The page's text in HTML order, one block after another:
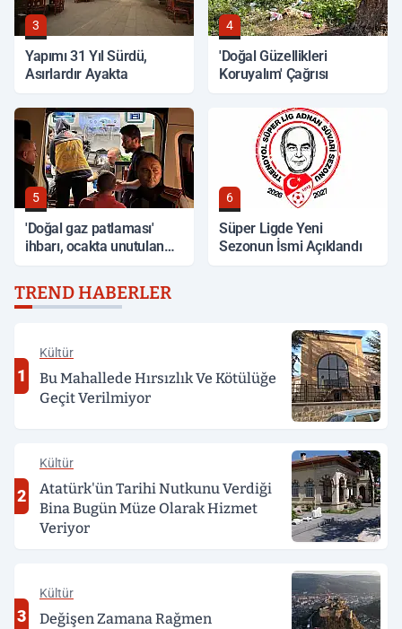
3
Yapımı 31 Yıl Sürdü,
Asırlardır Ayakta
4
'Doğal Güzellikleri
Koruyalım' Çağrısı
5
'Doğal gaz patlaması'
ihbarı, ocakta unutulan
6
Süper Ligde Yeni
Sezonun İsmi Açıklandı
TREND HABERLER
1
Kültür
Bu Mahallede Hırsızlık Ve Kötülüğe
Geçit Verilmiyor
2
Kültür
Atatürk'ün Tarihi Nutkunu Verdiği
Bina Bugün Müze Olarak Hizmet
Veriyor
3
Kültür
Değişen Zamana Rağmen